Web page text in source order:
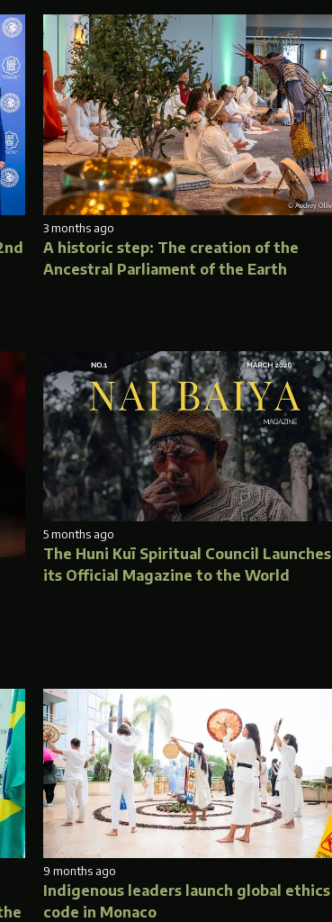
3 months ago
A historic step: The creation of the
Ancestral Parliament of the Earth
5 months ago
The Huni Kuī Spiritual Council Launches
its Official Magazine to the World
9 months ago
Indigenous leaders launch global ethics
code in Monaco